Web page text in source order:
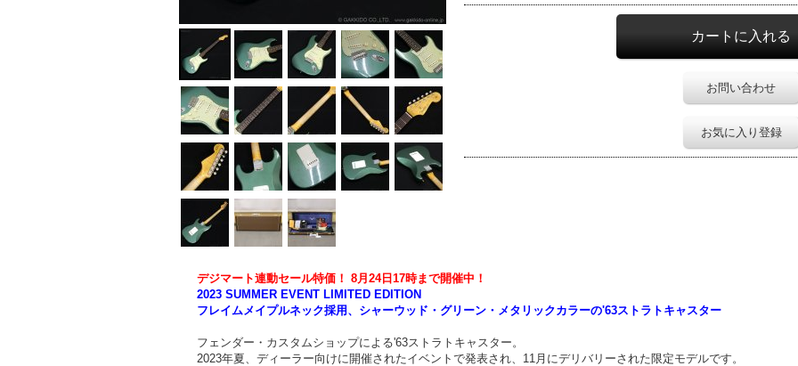
お問い合わせ
お気に入り登録
デジマート連動セール特価！ 8月24日17時まで開催中！
2023 SUMMER EVENT LIMITED EDITION
フレイムメイプルネック採用、シャーウッド・グリーン・メタリックカラーの'63ストラトキャスター
フェンダー・カスタムショップによる'63ストラトキャスター。
2023年夏、ディーラー向けに開催されたイベントで発表され、11月にデリバリーされた限定モデルです。